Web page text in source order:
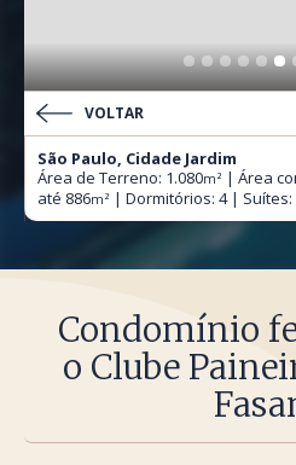
VOLTAR
São Paulo, Cidade Jardim
Área de Terreno: 1.080m² | Área
até 886m² | Dormitórios: 4 | Suítes:
Condomínio
o Clube